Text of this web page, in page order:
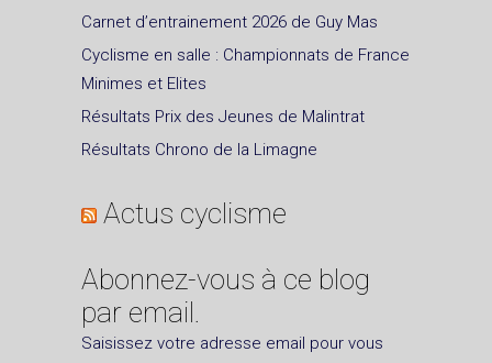
Carnet d’entrainement 2026 de Guy Mas
Cyclisme en salle : Championnats de France
Minimes et Elites
Résultats Prix des Jeunes de Malintrat
Résultats Chrono de la Limagne
Actus cyclisme
Abonnez-vous à ce blog
par email.
Saisissez votre adresse email pour vous